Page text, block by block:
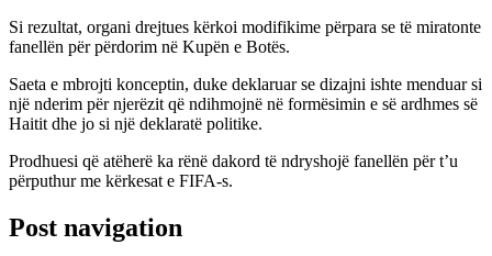
Si rezultat, organi drejtues kërkoi modifikime përpara se të miratonte
fanellën për përdorim në Kupën e Botës.
Saeta e mbrojti konceptin, duke deklaruar se dizajni ishte menduar si
një nderim për njerëzit që ndihmojnë në formësimin e së ardhmes së
Haitit dhe jo si një deklaratë politike.
Prodhuesi që atëherë ka rënë dakord të ndryshojë fanellën për t’u
përputhur me kërkesat e FIFA-s.
Post navigation